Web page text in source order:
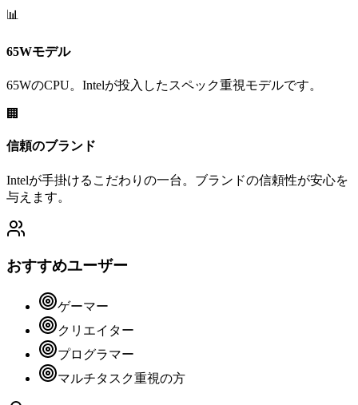
📊
65Wモデル
65WのCPU。Intelが投入したスペック重視モデルです。
🏢
信頼のブランド
Intelが手掛けるこだわりの一台。ブランドの信頼性が安心を
与えます。
おすすめユーザー
ゲーマー
クリエイター
プログラマー
マルチタスク重視の方